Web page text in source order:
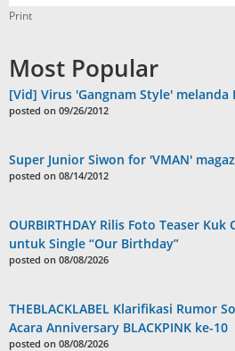
Print
Most Popular
[Vid] Virus 'Gangnam Style' melanda
posted on 09/26/2012
Super Junior Siwon for 'VMAN'
posted on 08/14/2012
OURBIRTHDAY Rilis Foto Teaser
untuk Single “Our Birthday”
posted on 08/08/2026
THEBLACKLABEL Klarifikasi Rumor
Acara Anniversary BLACKPINK ke-10
posted on 08/08/2026